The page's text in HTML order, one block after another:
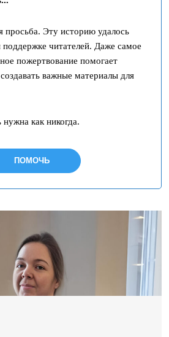
просьба. Эту историю удалось
поддержке читателей. Даже самое
пожертвование помогает
важные материалы для
как никогда.
ПОМОЧЬ